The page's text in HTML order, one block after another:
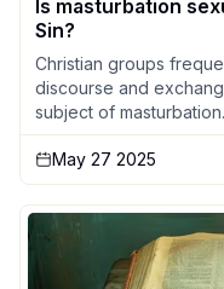
Is masturbation
Sin?
Christian groups
discourse and
subject of
May 27 2025